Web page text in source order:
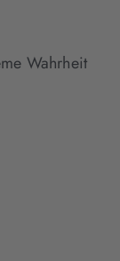
Wahrheit